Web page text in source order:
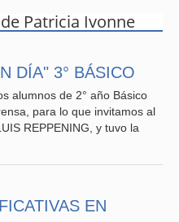
Patricia Ivonne
DÍA" 3° BÁSICO
alumnos de 2° año Básico
para lo que invitamos al
REPPENING, y tuvo la
EN